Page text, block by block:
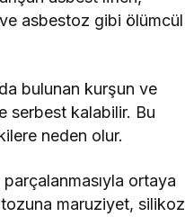
asbestoz gibi ölümcül
bulunan kurşun ve
serbest kalabilir. Bu
neden olur.
ortaya
tozuna maruziyet, silikoz